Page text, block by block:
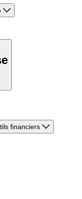
financiers